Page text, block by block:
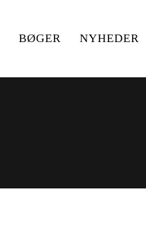
BØGER NYHEDER